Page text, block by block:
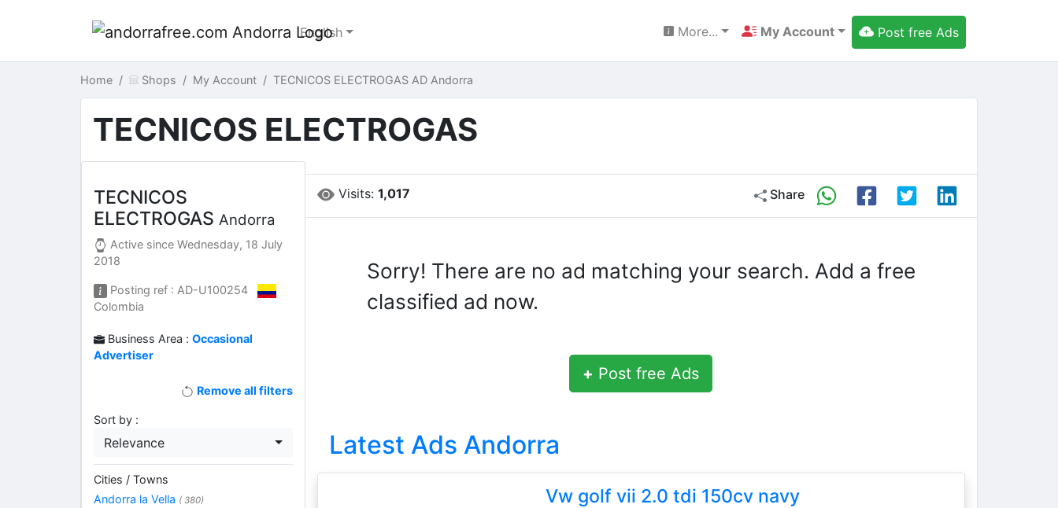
English More... My Account Post free Ads
Home Shops My Account TECNICOS ELECTROGAS AD Andorra
TECNICOS ELECTROGAS
Visits: 1,017 Share
Sorry! There are no ad matching your search. Add a free
classified ad now.
+ Post free Ads
Latest Ads Andorra
Vw golf vii 2.0 tdi 150cv navy
TECNICOS
ELECTROGAS Andorra
Active sinceWednesday, 18 July
2018
Posting ref : AD-U100254
Colombia
Business Area :Occasional
Advertiser
Remove all filters
Sort by :
Relevance
Cities / Towns
Andorra la Vella ( 380)